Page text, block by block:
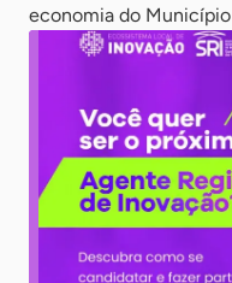
economia do Município